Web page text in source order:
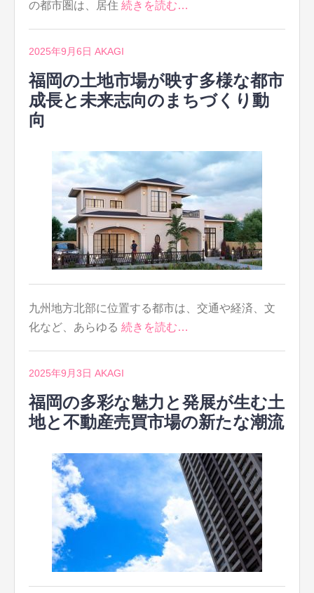
の都市圏は、居住 続きを読む…
2025年9月6日 AKAGI
福岡の土地市場が映す多様な都市
成長と未来志向のまちづくり動
向
九州地方北部に位置する都市は、交通や経済、文
化など、あらゆる 続きを読む…
2025年9月3日 AKAGI
福岡の多彩な魅力と発展が生む土
地と不動産売買市場の新たな潮流